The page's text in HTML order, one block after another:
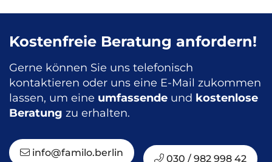
Kostenfreie Beratung anfordern!
Gerne können Sie uns telefonisch
kontaktieren oder uns eine E-Mail zukommen
lassen, um eine umfassende und kostenlose
Beratung zu erhalten.
info@familo.berlin
030 / 982 998 42